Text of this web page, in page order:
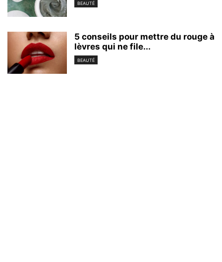
BEAUTÉ
5 conseils pour mettre du rouge à
lèvres qui ne file...
BEAUTÉ